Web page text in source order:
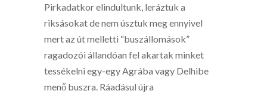
Pirkadatkor elindultunk, leráztuk a
riksásokat de nem úsztuk meg ennyivel
mert az út melletti “buszállomások”
ragadozói állandóan fel akartak minket
tessékelni egy-egy Agrába vagy Delhibe
menő buszra. Ráadásul újra